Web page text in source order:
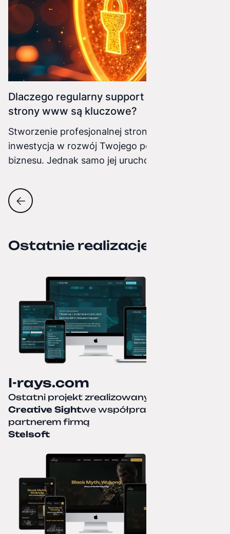
Cursor IDE
Dlaczego regularny support i utrzymanie
strony www są kluczowe?
Stworzenie profesjonalnej strony internetowej to
inwestycja w rozwój Twojego pomysłu lub
biznesu. Jednak samo jej uruchomienie to
bez zarzutu, była bezpieczna i skutecznie
realizowała swoje cele, niezbędne jest jej
Ostatnie realizacje
I-rays.com
Ostatni projekt zrealizowany przez
Creative Sightwe współpracy z naszym
partnerem firmą
Stelsoft